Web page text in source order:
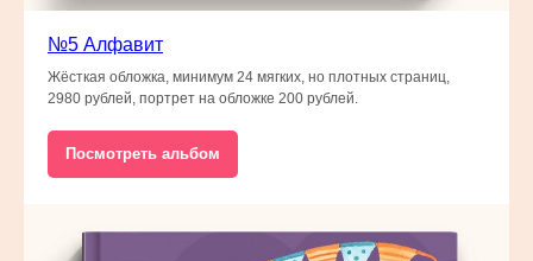
№5 Алфавит
Жёсткая обложка, минимум 24 мягких, но плотных страниц,
2980 рублей, портрет на обложке 200 рублей.
Посмотреть альбом